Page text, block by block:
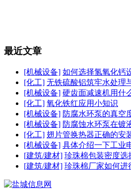
最近文章
[机械设备] 如何选择氢氧化钙
[化工] 无铁硫酸铝筑牢水处理
[机械设备] 硬齿面减速机用什
[化工] 氧化铁红应用小知识
[机械设备] 防腐水环泵的真空
[机械设备] 防腐蚀水环泵在镀
[化工] 翅片管换热器正确的安
[机械设备] 具体介绍一下工业
[建筑/建材] 珍珠棉包装密度选
[建筑/建材] 珍珠棉厂家如何进